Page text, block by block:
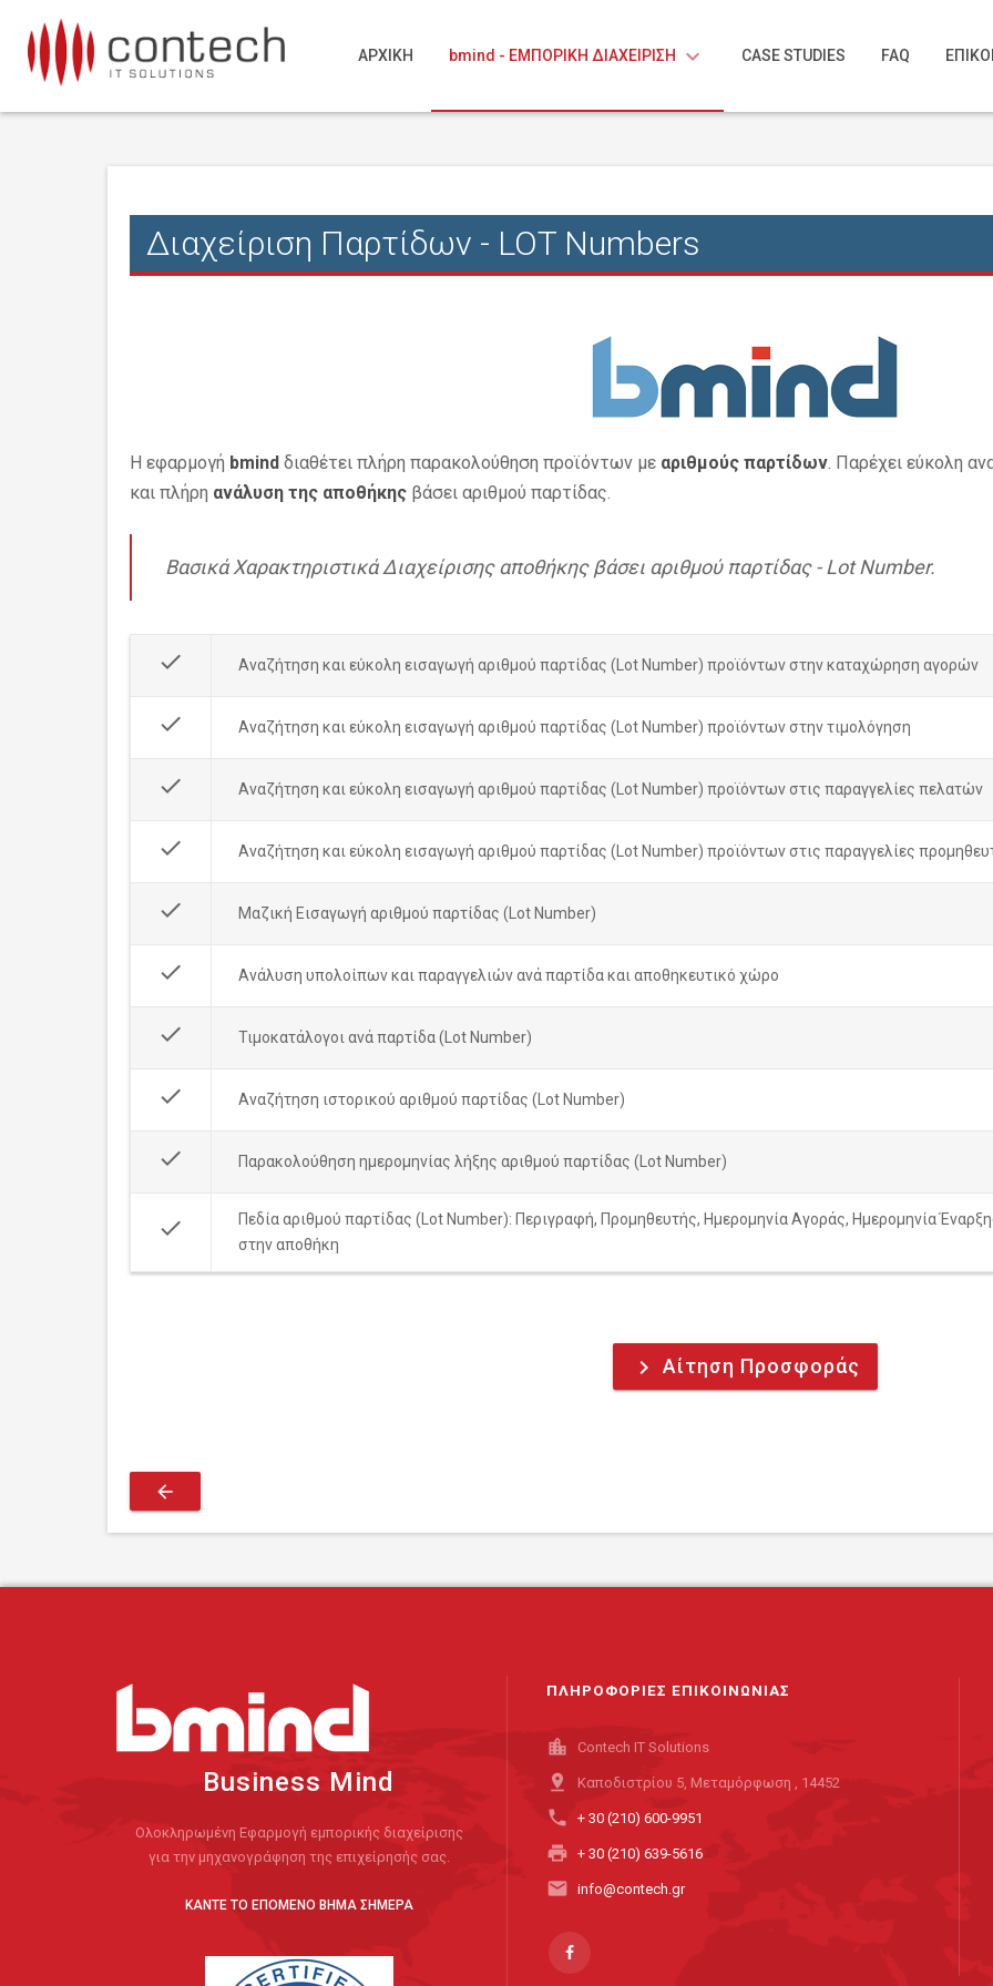
ΑΡΧΙΚΗ bmind - ΕΜΠΟΡΙΚΗ ΔΙΑΧΕΙΡΙΣΗ keyboard_arrow_down CASE STUDIES FAQ
Διαχείριση Παρτίδων - LOT Numbers
Η εφαρμογή bmind διαθέτει πλήρη παρακολούθηση προϊόντων με αριθμούς παρτίδων. Παρέχει εύκολη
και πλήρη ανάλυση της αποθήκης βάσει αριθμού παρτίδας.
Βασικά Χαρακτηριστικά Διαχείρισης αποθήκης βάσει αριθμού παρτίδας - Lot Number.
done Αναζήτηση και εύκολη εισαγωγή αριθμού παρτίδας (Lot Number) προϊόντων στην καταχώρηση αγορών
done Αναζήτηση και εύκολη εισαγωγή αριθμού παρτίδας (Lot Number) προϊόντων στην τιμολόγηση
done Αναζήτηση και εύκολη εισαγωγή αριθμού παρτίδας (Lot Number) προϊόντων στις παραγγελίες πελατών
done Αναζήτηση και εύκολη εισαγωγή αριθμού παρτίδας (Lot Number) προϊόντων στις παραγγελίες
done Μαζική Εισαγωγή αριθμού παρτίδας (Lot Number)
done Ανάλυση υπολοίπων και παραγγελιών ανά παρτίδα και αποθηκευτικό χώρο
done Τιμοκατάλογοι ανά παρτίδα (Lot Number)
done Αναζήτηση ιστορικού αριθμού παρτίδας (Lot Number)
done Παρακολούθηση ημερομηνίας λήξης αριθμού παρτίδας (Lot Number)
done
Πεδία αριθμού παρτίδας (Lot Number): Περιγραφή, Προμηθευτής, Ημερομηνία Αγοράς, Ημερομηνία
στην αποθήκη
keyboard_arrow_right Αίτηση Προσφοράς
arrow_back
Business Mind
Ολοκληρωμένη Εφαρμογή εμπορικής διαχείρισης
για την μηχανογράφηση της επιχείρησής σας.
ΚΑΝΤΕ ΤΟ ΕΠΟΜΕΝΟ ΒΗΜΑ ΣΗΜΕΡΑ
ΠΛΗΡΟΦΟΡΙΕΣ ΕΠΙΚΟΙΝΩΝΙΑΣ
location_city Contech IT Solutions
pin_drop Καποδιστρίου 5, Μεταμόρφωση , 14452
phone + 30 (210) 600-9951
print + 30 (210) 639-5616
email info@contech.gr